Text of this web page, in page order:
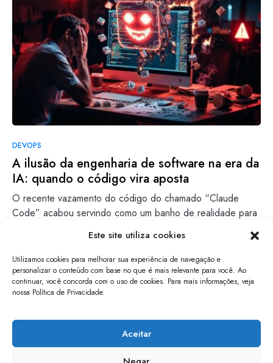
Este site utiliza cookies
Utilizamos cookies para melhorar sua experiência de navegação e
personalizar o conteúdo com base no que é mais relevante para você. Ao
continuar, você concorda com o uso de cookies. Para mais informações, veja
nossa Política de Privacidade.
Aceitar
DEVOPS
A ilusão da engenharia de software na era da
IA: quando o código vira aposta
O recente vazamento do código do chamado “Claude
Code” acabou servindo como um banho de realidade para
10/04/2026
Leia mais
papo de software